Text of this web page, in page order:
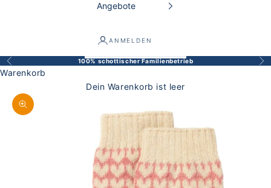
Angebote
ANMELDEN
Zurück 100% schottischer Familienbetrieb Vor
Warenkorb
Dein Warenkorb ist leer
Bild vergrößern